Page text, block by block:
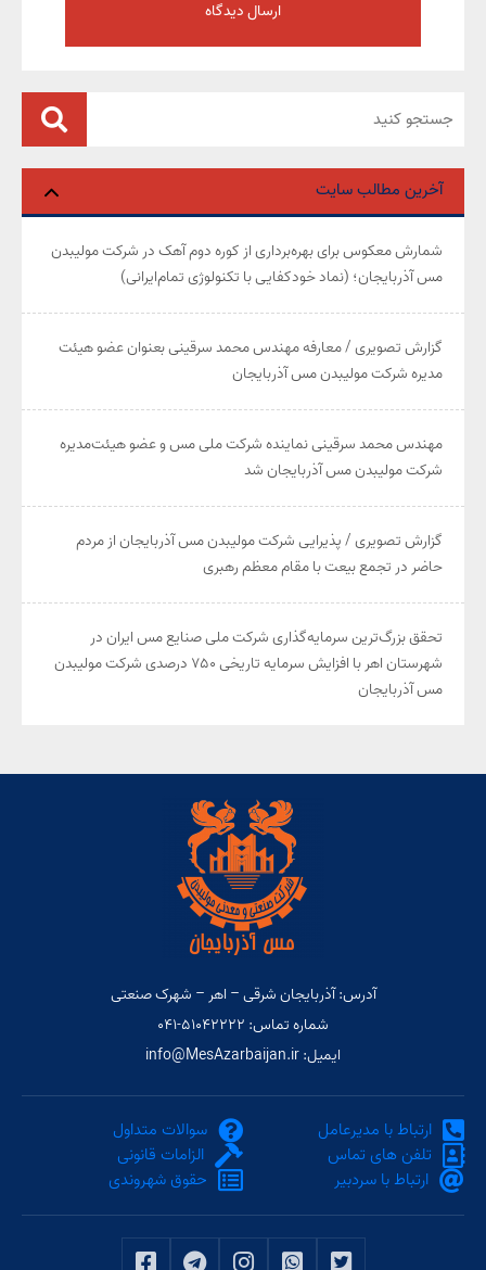
آخرین مطالب سایت
شمارش معکوس برای بهره‌برداری از کوره دوم آهک در شرکت مولیبدن
مس آذربایجان؛ (نماد خودکفایی با تکنولوژی تمام‌ایرانی)
گزارش تصویری / معارفه مهندس محمد سرقینی بعنوان عضو هیئت‌
مدیره شرکت مولیبدن مس آذربایجان
مهندس محمد سرقینی نماینده شرکت ملی مس و عضو هیئت‌مدیره
شرکت مولیبدن مس آذربایجان شد
گزارش تصویری / پذیرایی شرکت مولیبدن مس آذربایجان از مردم
حاضر در تجمع بیعت با مقام معظم رهبری
تحقق بزرگ‌ترین سرمایه‌گذاری شرکت ملی صنایع مس ایران در
شهرستان اهر با افزایش سرمایه تاریخی ۷۵۰ درصدی شرکت مولیبدن
مس آذربایجان
آدرس: آذربایجان شرقی – اهر – شهرک صنعتی
شماره تماس: ۵۱۰۴۲۲۲۲-۰۴۱
ایمیل: info@MesAzarbaijan.ir
ارتباط با مدیرعامل
تلفن های تماس
ارتباط با سردبیر
سوالات متداول
الزامات قانونی
حقوق شهروندی